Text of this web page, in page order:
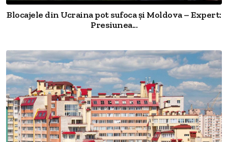
Blocajele din Ucraina pot sufoca și Moldova – Expert:
Presiunea...